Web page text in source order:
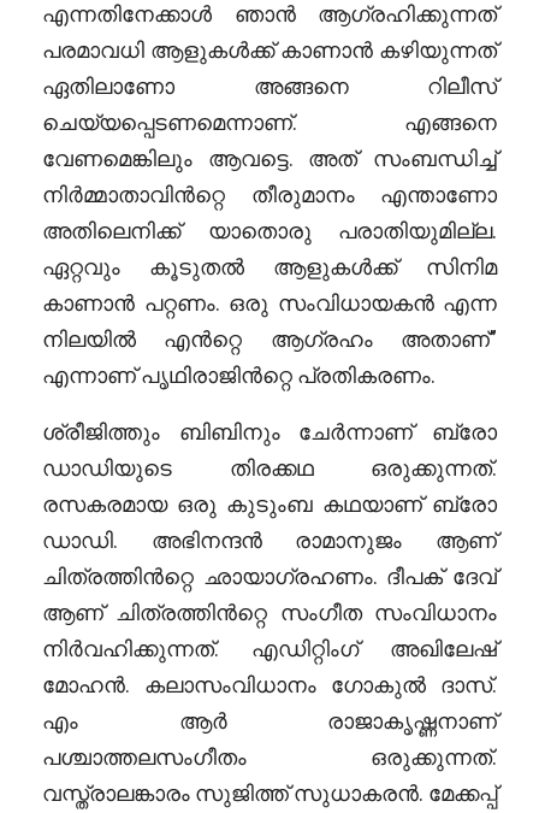
എന്നതിനേക്കാൾ ഞാൻ ആഗ്രഹിക്കുന്നത്
പരമാവധി ആളുകൾക്ക് കാണാൻ കഴിയുന്നത്
ഏതിലാണോ അങ്ങനെ റിലീസ്
ചെയ്യപ്പെടണമെന്നാണ്. എങ്ങനെ
വേണമെങ്കിലും ആവട്ടെ. അത് സംബന്ധിച്ച്
നിർമ്മാതാവിൻറ്റെ തീരുമാനം എന്താണോ
അതിലെനിക്ക് യാതൊരു പരാതിയുമില്ല.
ഏറ്റവും കൂടുതൽ ആളുകൾക്ക് സിനിമ
കാണാൻ പറ്റണം. ഒരു സംവിധായകൻ എന്ന
നിലയിൽ എൻറ്റെ ആഗ്രഹം അതാണ്”
എന്നാണ് പൃഥിരാജിൻറ്റെ പ്രതികരണം.
ശ്രീജിത്തും ബിബിനും ചേർന്നാണ് ബ്രോ
ഡാഡിയുടെ തിരക്കഥ ഒരുക്കുന്നത്.
രസകരമായ ഒരു കുടുംബ കഥയാണ് ബ്രോ
ഡാഡി. അഭിനന്ദൻ രാമാനുജം ആണ്
ചിത്രത്തിൻറ്റെ ഛായാഗ്രഹണം. ദീപക് ദേവ്
ആണ് ചിത്രത്തിൻറ്റെ സംഗീത സംവിധാനം
നിർവഹിക്കുന്നത്. എഡിറ്റിംഗ് അഖിലേഷ്
മോഹൻ. കലാസംവിധാനം ഗോകുൽ ദാസ്.
എം ആർ രാജാകൃഷ്ണനാണ്
പശ്ചാത്തലസംഗീതം ഒരുക്കുന്നത്.
വസ്ത്രാലങ്കാരം സുജിത്ത് സുധാകരൻ. മേക്കപ്പ്